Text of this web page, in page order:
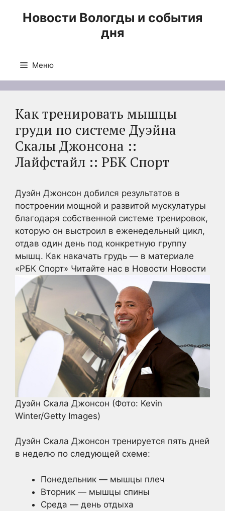
Новости Вологды и события
дня
Меню
Как тренировать мышцы
груди по системе Дуэйна
Скалы Джонсона ::
Лайфстайл :: РБК Спорт
Дуэйн Джонсон добился результатов в
построении мощной и развитой мускулатуры
благодаря собственной системе тренировок,
которую он выстроил в еженедельный цикл,
отдав один день под конкретную группу
мышц. Как накачать грудь — в материале
«РБК Спорт» Читайте нас в Новости Новости
Дуэйн Скала Джонсон (Фото: Kevin
Winter/Getty Images)
Дуэйн Скала Джонсон тренируется пять дней
в неделю по следующей схеме:
Понедельник — мышцы плеч
Вторник — мышцы спины
Среда — день отдыха